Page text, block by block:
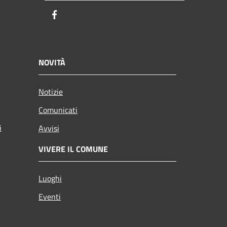
NOVITÀ
Notizie
Comunicati
Avvisi
VIVERE IL COMUNE
Luoghi
Eventi